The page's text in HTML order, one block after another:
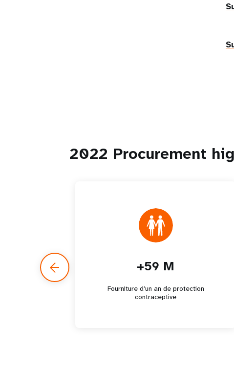
2022 Procurement
+59 M
Fourniture d’un an de protection
contraceptive